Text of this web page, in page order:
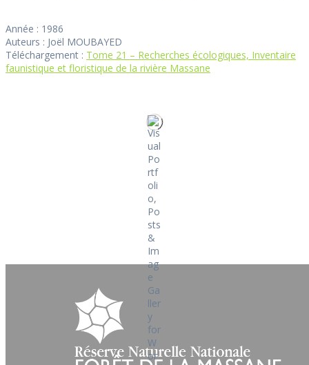
Année : 1986
Auteurs : Joël MOUBAYED
Téléchargement : Tome 21 – Recherches écologiques, Inventaire
faunistique et floristique de la rivière Massane